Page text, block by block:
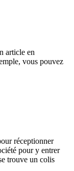
article en
vous pouvez
réceptionner
pour y entrer
trouve un colis